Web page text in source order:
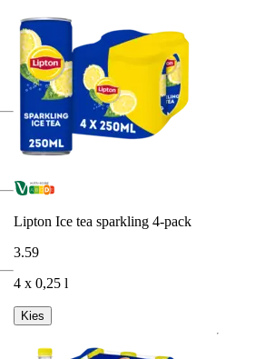
Lipton Ice tea sparkling 4-pack
3.59
4 x 0,25 l
Kies